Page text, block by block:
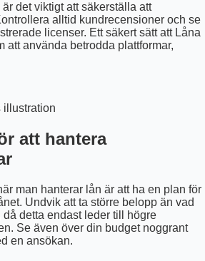
det viktigt att säkerställa att
alltid kundrecensioner och se
licenser. Ett säkert sätt att Låna
att använda betrodda plattformar,
att hantera
man hanterar lån är att ha en plan för
Undvik att ta större belopp än vad
detta endast leder till högre
Se även över din budget noggrant
en ansökan.